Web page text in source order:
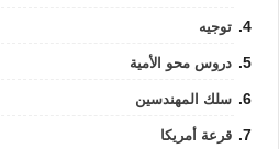
توجيه
دروس محو الأمية
سلك المهندسين
قرعة أمريكا